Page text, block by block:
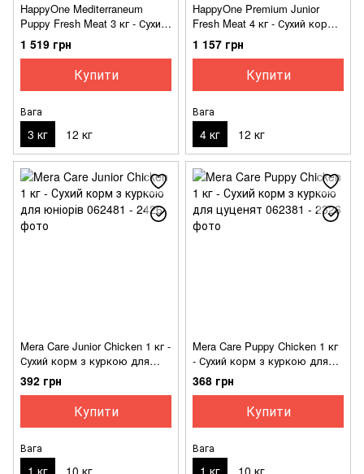
HappyOne Mediterraneum
Puppy Fresh Meat 3 кг - Сухий
корм зі свіжим м'ясом для
цуценят/годуючих собак
1 519 грн
Купити
Вага
3 кг 12 кг
HappyOne Premium Junior
Fresh Meat 4 кг - Сухий корм
зі свіжим м'ясом для цуценят
до 12 місяців
1 157 грн
Купити
Вага
4 кг 12 кг
Mera Care Junior Chicken 1 кг -
Сухий корм з куркою для
юніорів
392 грн
Купити
Вага
1 кг 10 кг
Mera Care Puppy Chicken 1 кг
- Сухий корм з куркою для
цуценят
368 грн
Купити
Вага
1 кг 10 кг